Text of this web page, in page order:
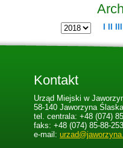
Kontakt
Urząd Miejski w
58-140 Jaworzyna
tel. centrala: +48 (074)
faks: +48 (074) 85-88-253
e-mail: